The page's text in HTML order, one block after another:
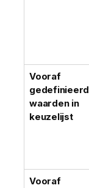
Vooraf
waarden in
keuzelijst
Vooraf